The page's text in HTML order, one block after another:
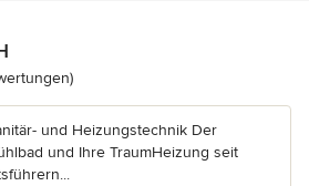
5 von 5 Sternen
und Heizungstechnik Der
und Ihre TraumHeizung seit